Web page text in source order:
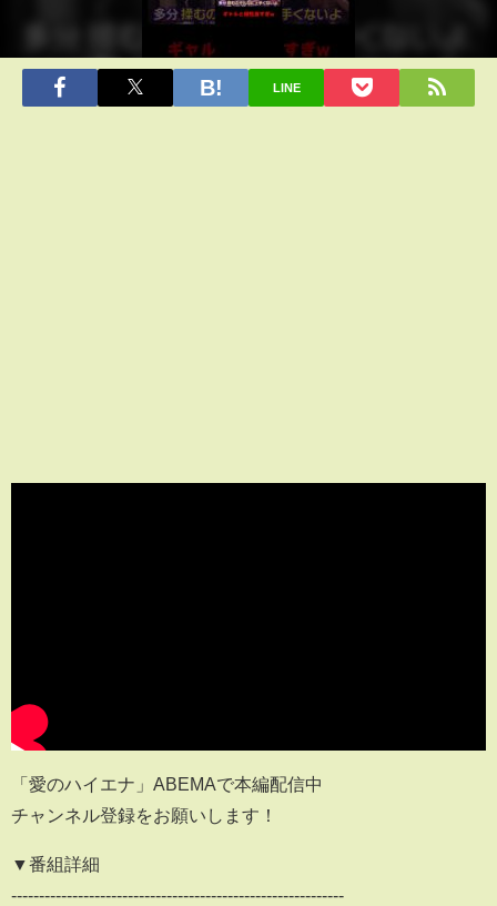
LINE
「愛のハイエナ」ABEMAで本編配信中
チャンネル登録をお願いします！
▼番組詳細
------------------------------------------------------------